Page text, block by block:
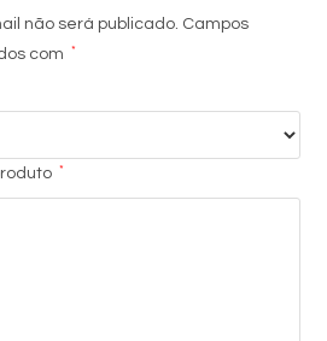
não será publicado. Campos
com
*
*